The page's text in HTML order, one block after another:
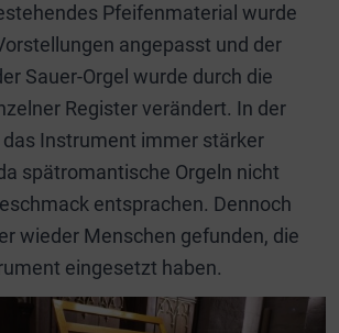
Pfeifenmaterial wurde
angepasst und der
Sauer-Orgel wurde durch die
Register verändert. In der
Instrument immer stärker
spätromantische Orgeln nicht
entsprachen. Dennoch
wieder Menschen gefunden, die
eingesetzt haben.